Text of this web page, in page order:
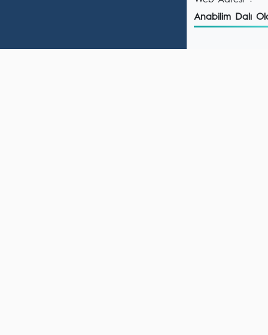
Anabilim Dalı